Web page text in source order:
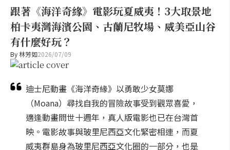
跟著《海洋奇緣》電影玩夏威夷！3大取景地
柏卡夷灣海濱公園、古蘭尼牧場、威美亞山谷
有什麼好玩？
By林芳如2026/07/09
迪士尼動畫《海洋奇緣》以勇敢少女莫娜
（Moana）尋找自我的冒險故事受到觀眾喜愛，
適逢動畫問世十週年，真人版電影也已在台灣首
映。電影故事與玻里尼西亞文化緊密相連，而夏
威夷群島身為玻里尼西亞文化圈的一部分，也是